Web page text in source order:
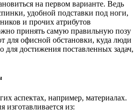
на первом варианте. Ведь
удобной подставки под ноги,
и прочих атрибутов
принять самую правильную позу
для офисной обстановки, куда люди
для достижения поставленных задач,
аспектах, например, материалах.
изготавливается из: